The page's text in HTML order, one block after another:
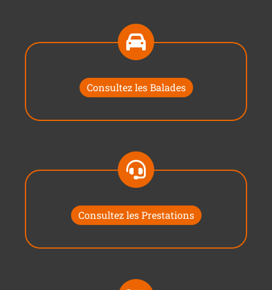
Consultez les Balades
Consultez les Prestations